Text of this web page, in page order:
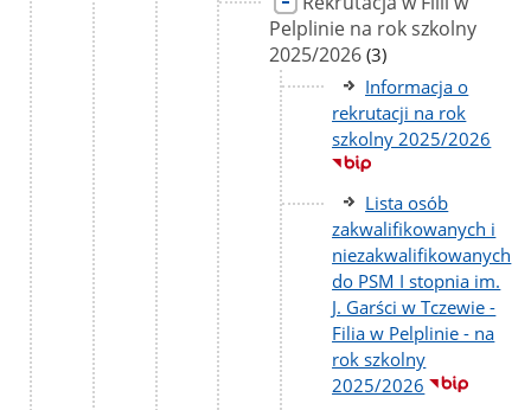
Pelplinie na rok szkolny
2025/2026 liczba
podstron
(3)
Informacja o
rekrutacji na rok
szkolny 2025/2026
Lista osób
zakwalifikowanych i
niezakwalifikowanych
do PSM I stopnia im.
J. Garści w Tczewie -
Filia w Pelplinie - na
rok szkolny
2025/2026